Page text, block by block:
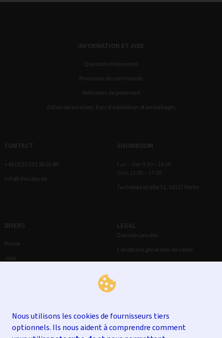
Nous utilisons les cookies de fournisseurs tiers
optionnels. Ils nous aident à comprendre comment
INFORMATION ET AIDE
Questions fréquentes
Processus de commande
Méthodes de paiement
Délais de livraison, frais d'expédition et emballages
CONTACT
+49 (0)30 232 56 01 80
info@stocubo.de
SHOWROOM
Lun – Ven 9:30 – 18:00
Sam 12:00 – 17:00
Tucholskystraße 31, 10117 Berlin
DIVERS
Presse
Jobs
LEGAL
Données privées
Conditions générales de vente
Droit de rétractation